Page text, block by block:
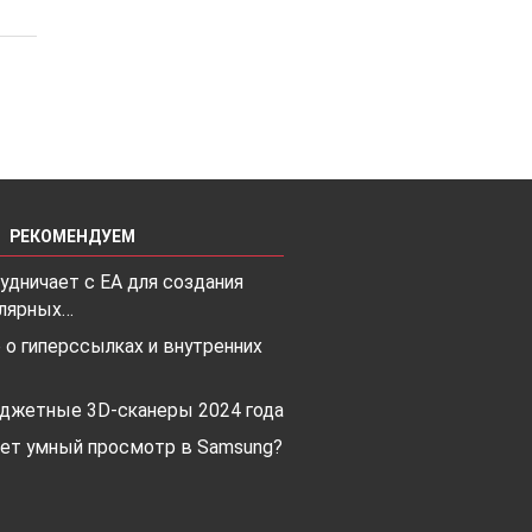
РЕКОМЕНДУЕМ
с EA для создания
гиперссылках и внутренних
3D-сканеры 2024 года
умный просмотр в Samsung?